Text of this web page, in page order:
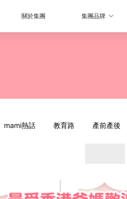
關於集團 集團品牌
mami熱話 教育路 產前產後